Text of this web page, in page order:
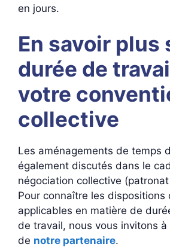
en jours.
En savoir plus
durée de
votre
collective
Les aménagements de temps
également discutés dans le
négociation collective
Pour connaître les dispositions
applicables en matière de
de travail, nous vous invitons
de notre partenaire.